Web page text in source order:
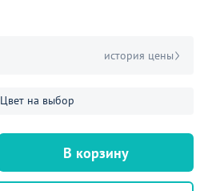
история цены
Цвет на выбор
В корзину